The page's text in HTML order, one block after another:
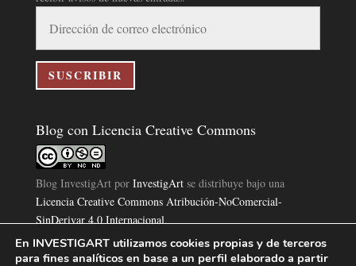
correo
electrónico
SUSCRIBIR
Blog con Licencia Creative Commons
Blog InvestigArtpor InvestigArtse distribuye bajo una
Licencia Creative Commons Atribución-NoComercial-
SinDerivar 4.0 Internacional.
Basada en una obra en
https://www.investigart.com/blog/
En INVESTIGART utilizamos cookies propias y de terceros
para fines analíticos en base a un perfil elaborado a partir